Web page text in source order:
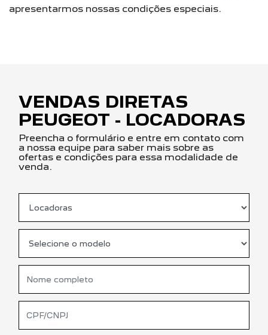
apresentarmos nossas condições especiais.
VENDAS DIRETAS
PEUGEOT - LOCADORAS
Preencha o formulário e entre em contato com
a nossa equipe para saber mais sobre as
ofertas e condições para essa modalidade de
venda.